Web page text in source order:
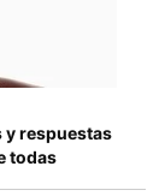
y respuestas
todas